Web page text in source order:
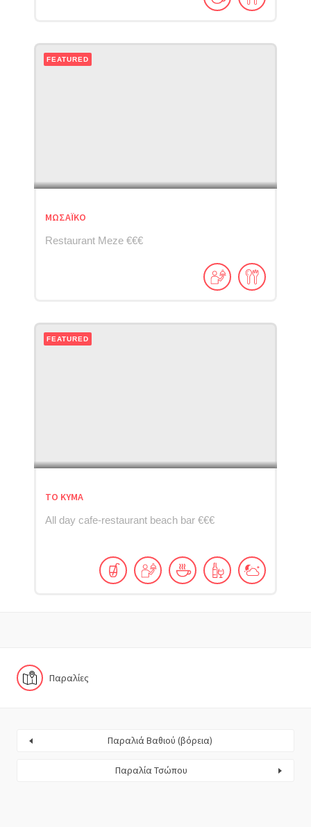
FEATURED
ΜΩΣΑΪΚΟ
Restaurant Meze €€€
FEATURED
ΤΟ ΚΥΜΑ
All day cafe-restaurant beach bar €€€
Παραλίες
Παραλιά Βαθιού (βόρεια)
Παραλία Τσώπου